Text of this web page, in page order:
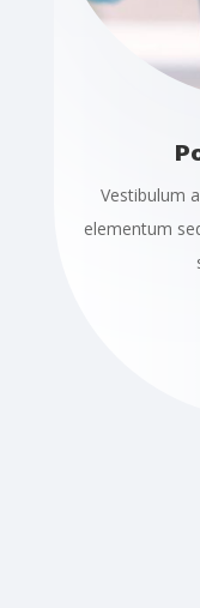
Vestibulum
elementum